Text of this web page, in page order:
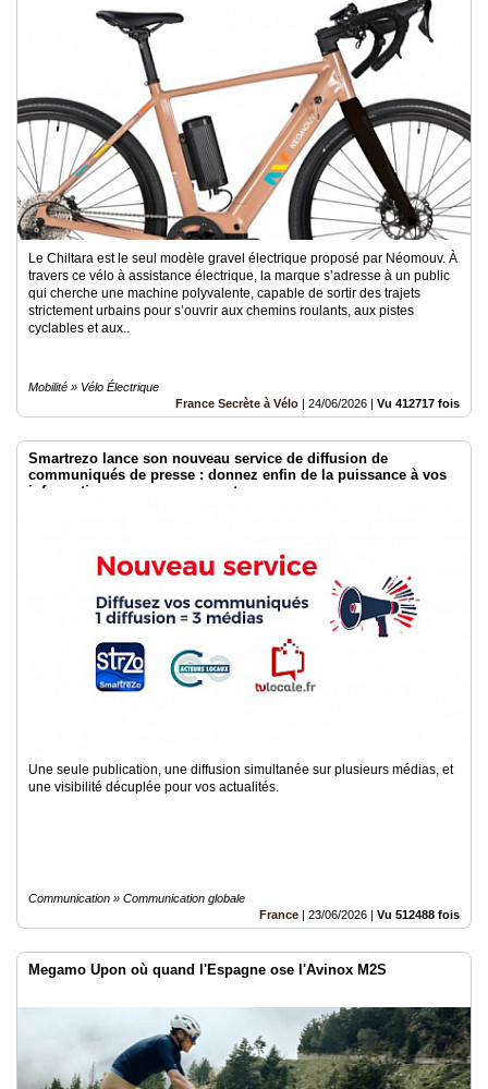
Le Chiltara est le seul modèle gravel électrique proposé par Néomouv. À
travers ce vélo à assistance électrique, la marque s’adresse à un public
qui cherche une machine polyvalente, capable de sortir des trajets
strictement urbains pour s’ouvrir aux chemins roulants, aux pistes
cyclables et aux..
Mobilité » Vélo Électrique
France Secrète à Vélo | 24/06/2026 | Vu 412717 fois
Smartrezo lance son nouveau service de diffusion de
communiqués de presse : donnez enfin de la puissance à vos
informations sans engagement.
Une seule publication, une diffusion simultanée sur plusieurs médias, et
une visibilité décuplée pour vos actualités.
Communication » Communication globale
France | 23/06/2026 | Vu 512488 fois
Megamo Upon où quand l'Espagne ose l'Avinox M2S